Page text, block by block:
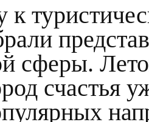
к
сферы.
счастья